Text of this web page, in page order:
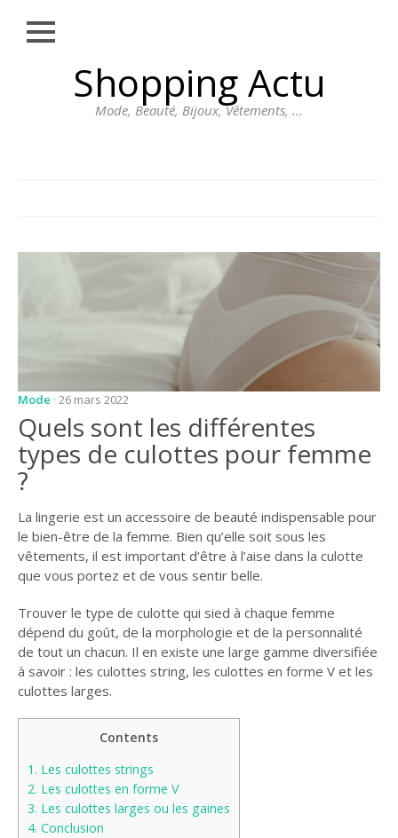
Shopping Actu
Mode, Beauté, Bijoux, Vêtements, ...
Close
Mode · 26 mars 2022
Quels sont les différentes
types de culottes pour femme
?
La lingerie est un accessoire de beauté indispensable pour
le bien-être de la femme. Bien qu’elle soit sous les
vêtements, il est important d’être à l’aise dans la culotte
que vous portez et de vous sentir belle.
Trouver le type de culotte qui sied à chaque femme
dépend du goût, de la morphologie et de la personnalité
de tout un chacun. Il en existe une large gamme diversifiée
à savoir : les culottes string, les culottes en forme V et les
culottes larges.
Contents
1. Les culottes strings
2. Les culottes en forme V
3. Les culottes larges ou les gaines
4. Conclusion